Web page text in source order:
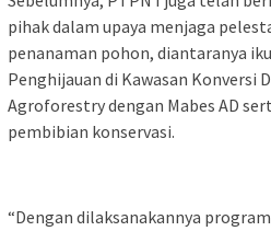
pihak dalam upaya menjaga
penanaman pohon, diantaranya
Penghijauan di Kawasan Konversi
Agroforestry dengan Mabes AD
pembibian konservasi.
“Dengan dilaksanakannya